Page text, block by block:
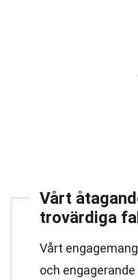
Vårt
trovärdiga
Vårt
och